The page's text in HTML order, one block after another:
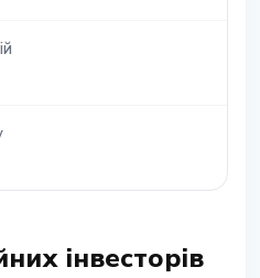
інвесторів